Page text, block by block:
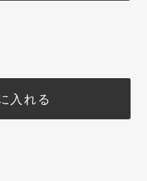
入れる